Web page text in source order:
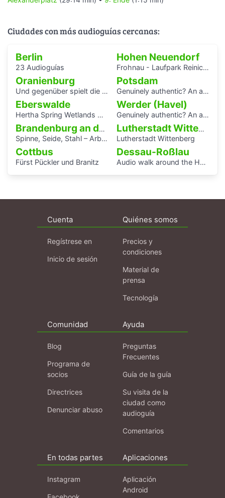
Ciudades con más audioguías cercanas:
Berlin
23 Audioguías
Hohen Neuendorf
Frohnau - Laufpark Reinickendorf
Oranienburg
Und gegenüber spielt die Blaskapelle
Potsdam
Genuinely authentic? An audio walk through the centre of Potsdam
Eberswalde
Hertha Spring Wetlands Hike
Werder (Havel)
Genuinely authentic? An audio walk through the centre of Potsdam
Brandenburg an der Havel
Spinne, Seide, Stahl – Arbeit und Kunst in Brandenburg.
Lutherstadt Wittenberg
Lutherstadt Wittenberg
Cottbus
Fürst Pückler und Branitz
Dessau-Roßlau
Audio walk around the Houses with Balcony Access of the Bauhaus settlement
Cuenta
Regístrese en
Inicio de sesión
Quiénes somos
Precios y
condiciones
Material de
prensa
Tecnología
Comunidad
Blog
Programa de
socios
Directrices
Denunciar abuso
Ayuda
Preguntas
Frecuentes
Guía de la guía
Su visita de la
ciudad como
audioguía
Comentarios
En todas partes
Instagram
Aplicaciones
Aplicación
Android